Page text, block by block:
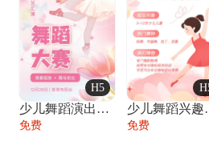
H5
少儿舞蹈演出舞蹈比赛跳舞大赛文艺汇演活动
免费
少儿舞
免费